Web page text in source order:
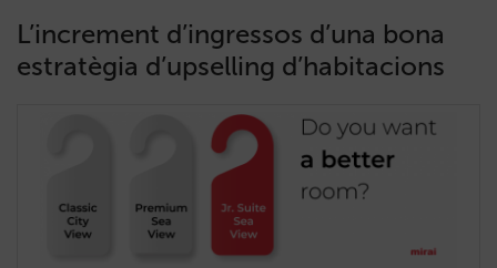
L’increment d’ingressos d’una bona
estratègia d’upselling d’habitacions